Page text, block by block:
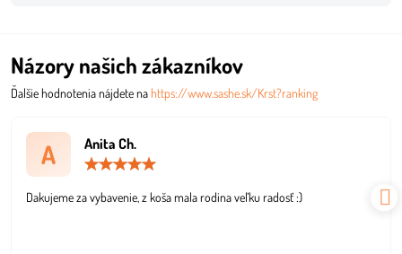
Názory našich zákazníkov
Ďalšie hodnotenia nájdete nahttps://www.sashe.sk/Krst?ranking
A Anita Ch.
5
Dakujeme za vybavenie, z koša mala rodina veľku radosť :)